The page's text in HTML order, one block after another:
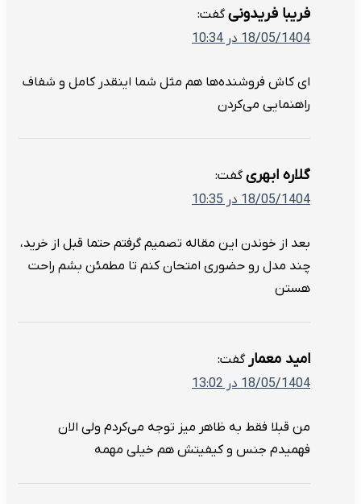
فریبا فریدونی گفت:
18/05/1404 در 10:34
ای کاش فروشنده‌ها هم مثل شما اینقدر کامل و شفاف
راهنمایی می‌کردن
گلاره ابهری گفت:
18/05/1404 در 10:35
بعد از خوندن این مقاله تصمیم گرفتم حتما قبل از خرید،
چند مدل رو حضوری امتحان کنم تا مطمئن بشم راحت
هستن
امید معمار گفت:
18/05/1404 در 13:02
من قبلا فقط به ظاهر میز توجه می‌کردم ولی الان
فهمیدم جنس و کیفیتش هم خیلی مهمه